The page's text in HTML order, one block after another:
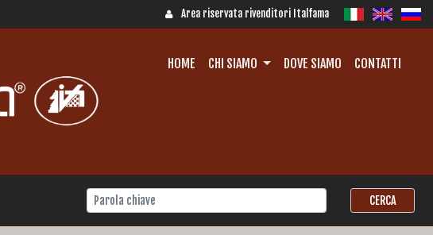
Area riservata rivenditori Italfama
HOME CHI SIAMO DOVE SIAMO CONTATTI